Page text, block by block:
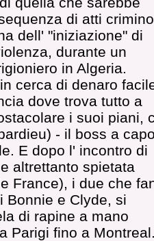
di atti
dell' "iniziazione" di
durante un
in Algeria.
cerca di denaro
dove trova tutto a
i suoi piani,
- il boss a
E dopo l' incontro di
altrettanto spietata
France), i due che
Bonnie e Clyde, si
di rapine a mano
Parigi fino a